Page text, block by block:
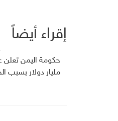
إقراء أيضاً
مليار دولار بسبب